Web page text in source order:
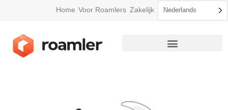
Home Voor Roamlers Zakelijk Nederlands